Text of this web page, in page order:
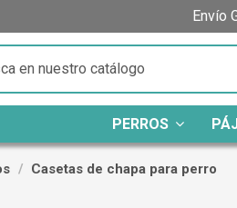
Envío
PERROS
Casetas de chapa para perro